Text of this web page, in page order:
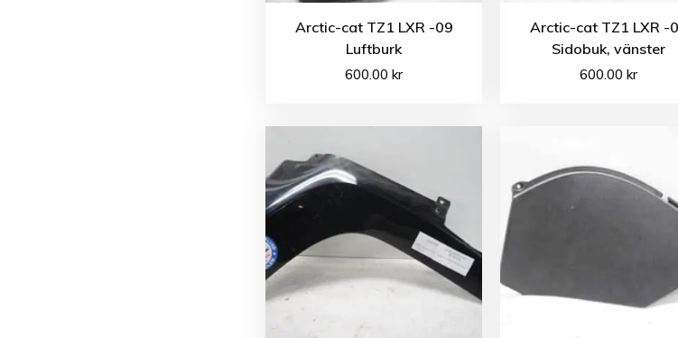
Arctic-cat TZ1 LXR -09
Luftburk
600.00kr
Arctic-cat TZ1 LXR -
Sidobuk, vänster
600.00kr